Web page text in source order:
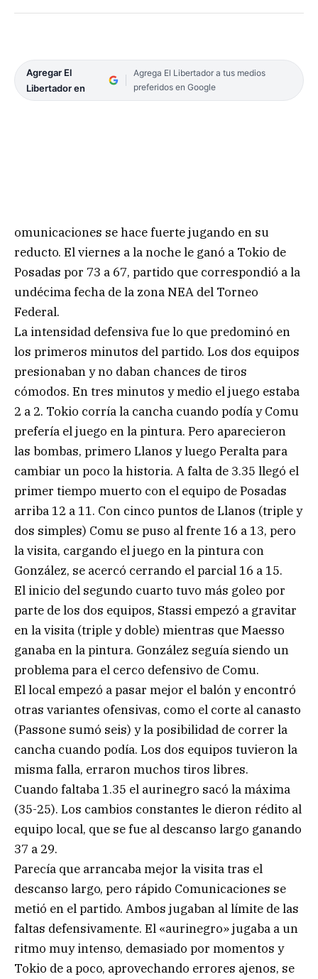
Agregar El
Libertador en
Agrega El Libertador a tus medios
preferidos en Google
omunicaciones se hace fuerte jugando en su
reducto. El viernes a la noche le ganó a Tokio de
Posadas por 73 a 67, partido que correspondió a la
undécima fecha de la zona NEA del Torneo
Federal.
La intensidad defensiva fue lo que predominó en
los primeros minutos del partido. Los dos equipos
presionaban y no daban chances de tiros
cómodos. En tres minutos y medio el juego estaba
2 a 2. Tokio corría la cancha cuando podía y Comu
prefería el juego en la pintura. Pero aparecieron
las bombas, primero Llanos y luego Peralta para
cambiar un poco la historia. A falta de 3.35 llegó el
primer tiempo muerto con el equipo de Posadas
arriba 12 a 11. Con cinco puntos de Llanos (triple y
dos simples) Comu se puso al frente 16 a 13, pero
la visita, cargando el juego en la pintura con
González, se acercó cerrando el parcial 16 a 15.
El inicio del segundo cuarto tuvo más goleo por
parte de los dos equipos, Stassi empezó a gravitar
en la visita (triple y doble) mientras que Maesso
ganaba en la pintura. González seguía siendo un
problema para el cerco defensivo de Comu.
El local empezó a pasar mejor el balón y encontró
otras variantes ofensivas, como el corte al canasto
(Passone sumó seis) y la posibilidad de correr la
cancha cuando podía. Los dos equipos tuvieron la
misma falla, erraron muchos tiros libres.
Cuando faltaba 1.35 el aurinegro sacó la máxima
(35-25). Los cambios constantes le dieron rédito al
equipo local, que se fue al descanso largo ganando
37 a 29.
Parecía que arrancaba mejor la visita tras el
descanso largo, pero rápido Comunicaciones se
metió en el partido. Ambos jugaban al límite de las
faltas defensivamente. El «aurinegro» jugaba a un
ritmo muy intenso, demasiado por momentos y
Tokio de a poco, aprovechando errores ajenos, se